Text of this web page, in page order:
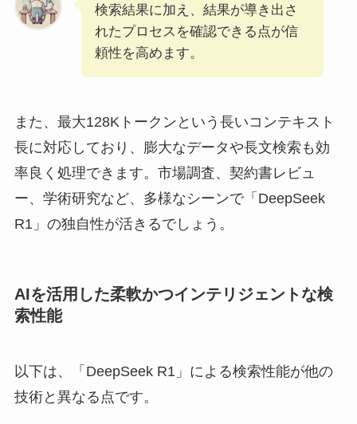
検索結果に加え、結果が導き出さ
れたプロセスを確認できる点が信
頼性を高めます。
また、最大128Kトークンという長いコンテキスト
長に対応しており、膨大なデータや長文検索も効
率良く処理できます。市場調査、契約書レビュ
ー、学術研究など、多様なシーンで「DeepSeek
R1」の独自性が活きるでしょう。
AIを活用した柔軟かつインテリジェントな検
索性能
以下は、「DeepSeek R1」による検索性能が他の
技術と異なる点です。